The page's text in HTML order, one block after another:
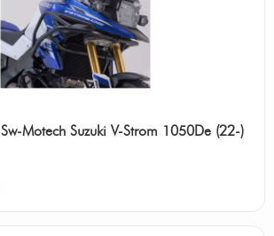
Motech Suzuki V-Strom 1050De (22-)